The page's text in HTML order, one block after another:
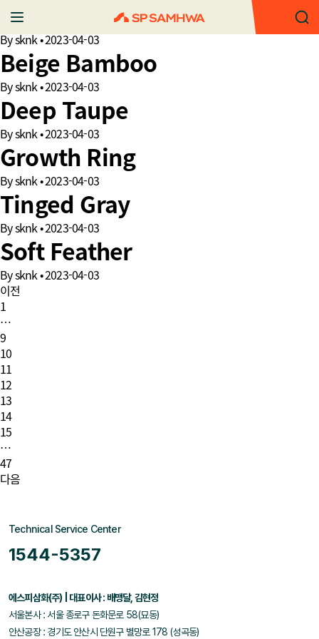
Rustic Roof
Bysknk•2023-04-03
Beige Bamboo
Bysknk•2023-04-03
Deep Taupe
Bysknk•2023-04-03
Growth Ring
Bysknk•2023-04-03
Tinged Gray
Bysknk•2023-04-03
Soft Feather
Bysknk•2023-04-03
이전
1
…
9
10
11
12
13
14
15
…
47
다음
Technical Service Center
1544-5357
에스피삼화(주) | 대표이사 : 배맹달, 김현정
서울본사 : 서울 종로구 돈화문로 58(묘동)
안산공장 : 경기도 안산시 단원구 별망로 178 (성곡동)